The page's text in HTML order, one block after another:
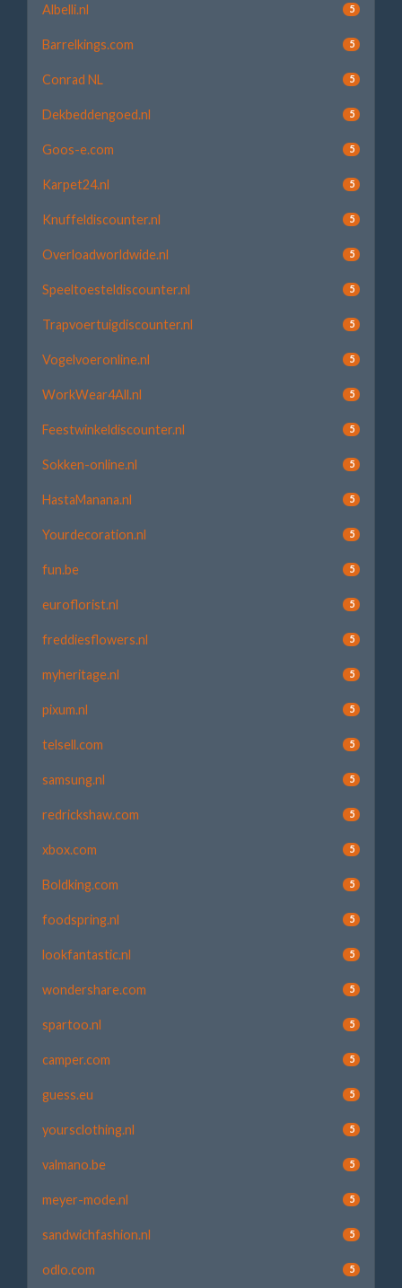
Albelli.nl 5
Barrelkings.com 5
Conrad NL 5
Dekbeddengoed.nl 5
Goos-e.com 5
Karpet24.nl 5
Knuffeldiscounter.nl 5
Overloadworldwide.nl 5
Speeltoesteldiscounter.nl 5
Trapvoertuigdiscounter.nl 5
Vogelvoeronline.nl 5
WorkWear4All.nl 5
Feestwinkeldiscounter.nl 5
Sokken-online.nl 5
HastaManana.nl 5
Yourdecoration.nl 5
fun.be 5
euroflorist.nl 5
freddiesflowers.nl 5
myheritage.nl 5
pixum.nl 5
telsell.com 5
samsung.nl 5
redrickshaw.com 5
xbox.com 5
Boldking.com 5
foodspring.nl 5
lookfantastic.nl 5
wondershare.com 5
spartoo.nl 5
camper.com 5
guess.eu 5
yoursclothing.nl 5
valmano.be 5
meyer-mode.nl 5
sandwichfashion.nl 5
odlo.com 5